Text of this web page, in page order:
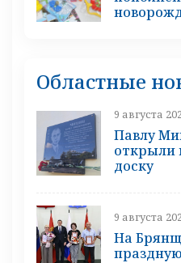
Областные
9 августа
Павлу
открыли
доску
9 августа
На